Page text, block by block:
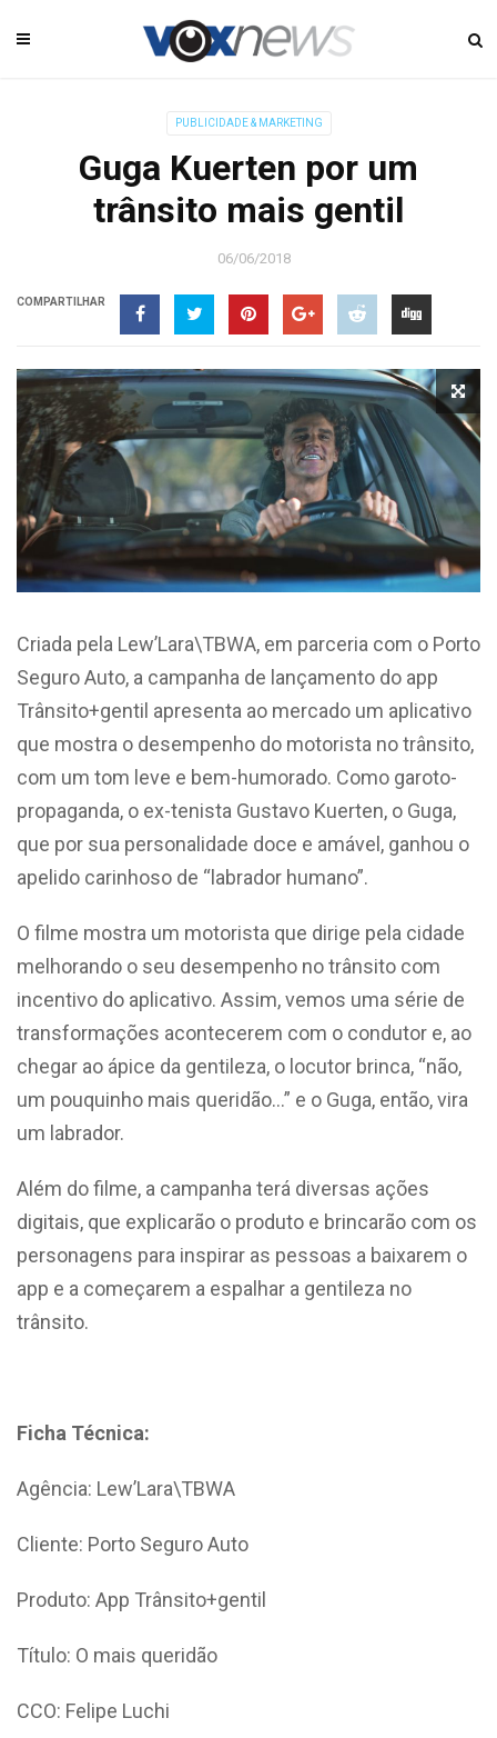
PUBLICIDADE & MARKETING
Guga Kuerten por um
trânsito mais gentil
06/06/2018
COMPARTILHAR
Criada pela Lew’Lara\TBWA, em parceria com o Porto
Seguro Auto, a campanha de lançamento do app
Trânsito+gentil apresenta ao mercado um aplicativo
que mostra o desempenho do motorista no trânsito,
com um tom leve e bem-humorado. Como garoto-
propaganda, o ex-tenista Gustavo Kuerten, o Guga,
que por sua personalidade doce e amável, ganhou o
apelido carinhoso de “labrador humano”.
O filme mostra um motorista que dirige pela cidade
melhorando o seu desempenho no trânsito com
incentivo do aplicativo. Assim, vemos uma série de
transformações acontecerem com o condutor e, ao
chegar ao ápice da gentileza, o locutor brinca, “não,
um pouquinho mais queridão…” e o Guga, então, vira
um labrador.
Além do filme, a campanha terá diversas ações
digitais, que explicarão o produto e brincarão com os
personagens para inspirar as pessoas a baixarem o
app e a começarem a espalhar a gentileza no
trânsito.
Ficha Técnica:
Agência: Lew’Lara\TBWA
Cliente: Porto Seguro Auto
Produto: App Trânsito+gentil
Título: O mais queridão
CCO: Felipe Luchi